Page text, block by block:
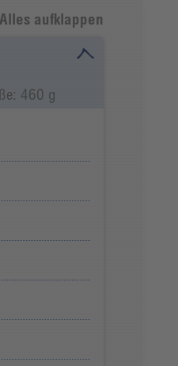
Alles aufklappen
460 g